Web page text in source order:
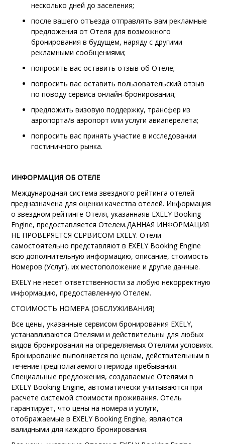
несколько дней до заселения;
после вашего отъезда отправлять вам рекламные
предложения от Отеля для возможного
бронирования в будущем, наряду с другими
рекламными сообщениями;
попросить вас оставить отзыв об Отеле;
попросить вас оставить пользовательский отзыв
по поводу сервиса онлайн-бронирования;
предложить визовую поддержку, трансфер из
аэропорта/в аэропорт или услуги авиаперелета;
попросить вас принять участие в исследовании
гостиничного рынка.
ИНФОРМАЦИЯ ОБ ОТЕЛЕ
Международная система звездного рейтинга отелей
предназначена для оценки качества отелей. Информация
о звездном рейтинге Отеля, указаннаяв EXELY Booking
Engine, предоставляется Отелем.ДАННАЯ ИНФОРМАЦИЯ
НЕ ПРОВЕРЯЕТСЯ СЕРВИСОМ EXELY.Отели
самостоятельно представляют в EXELY Booking Engine
всю дополнительную информацию, описание, стоимость
Номеров (Услуг), их местоположение и другие данные.
EXELY не несет ответственности за любую некорректную
информацию, предоставленную Отелем.
СТОИМОСТЬ НОМЕРА (ОБСЛУЖИВАНИЯ)
Все цены, указанные сервисом бронирования EXELY,
устанавливаются Отелями и действительны для любых
видов бронирования на определяемых Отелями условиях.
Бронирование выполняется по ценам, действительным в
течение предполагаемого периода пребывания.
Специальные предложения, создаваемые Отелями в
EXELY Booking Engine, автоматически учитываются при
расчете системой стоимости проживания. Отель
гарантирует, что цены на номера и услуги,
отображаемые в EXELY Booking Engine, являются
валидными для каждого бронирования.